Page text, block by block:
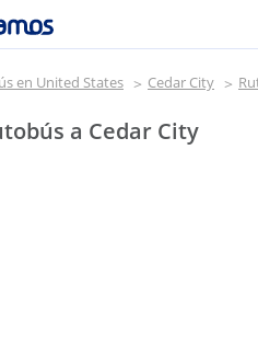
en United States Cedar City
a Cedar City